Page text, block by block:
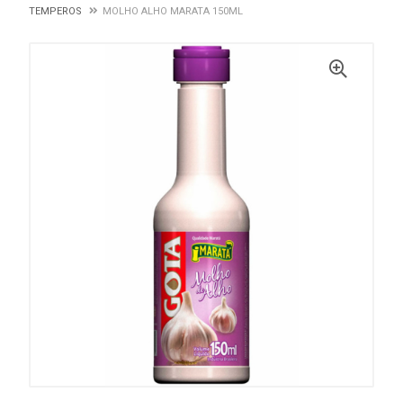
TEMPEROS
MOLHO ALHO MARATA 150ML